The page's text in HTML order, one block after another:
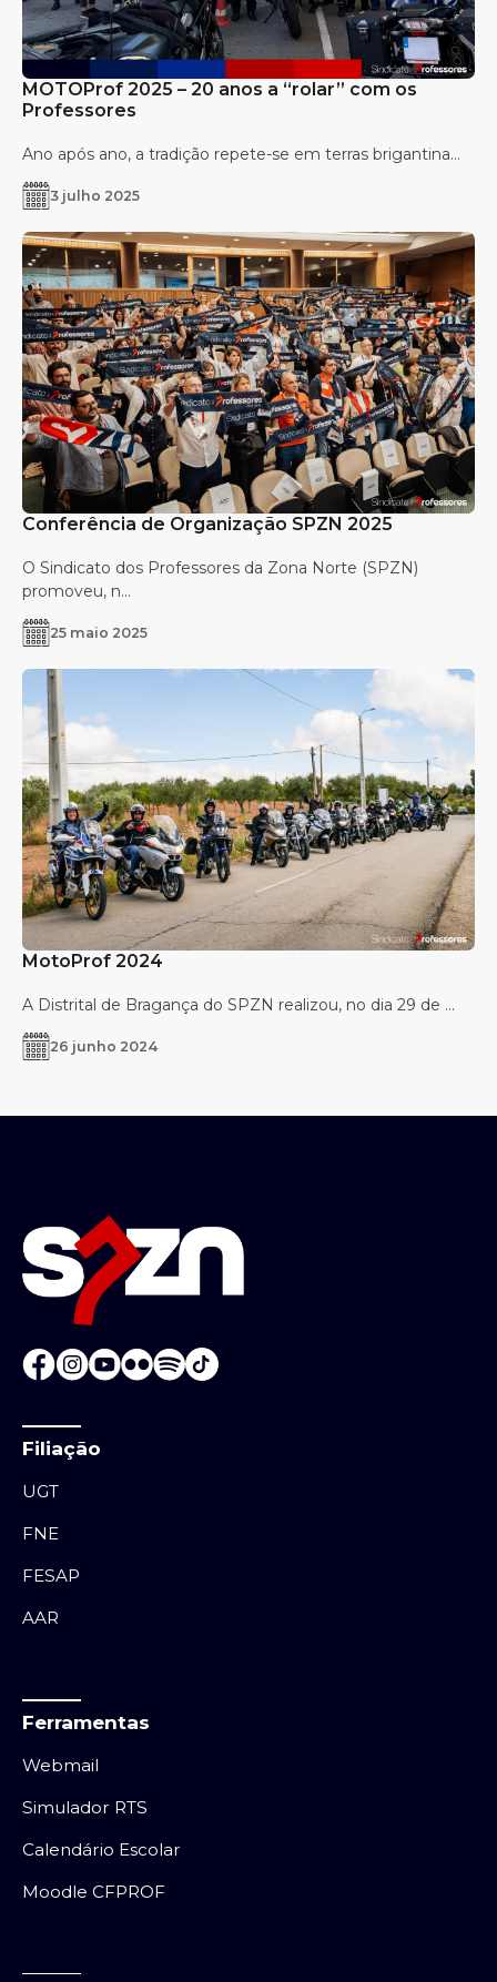
MOTOProf 2025 – 20 anos a “rolar” com os
Professores
Ano após ano, a tradição repete-se em terras brigantina...
3 julho 2025
Conferência de Organização SPZN 2025
O Sindicato dos Professores da Zona Norte (SPZN)
promoveu, n...
25 maio 2025
MotoProf 2024
A Distrital de Bragança do SPZN realizou, no dia 29 de ...
26 junho 2024
Filiação
UGT
FNE
FESAP
AAR
Ferramentas
Webmail
Simulador RTS
Calendário Escolar
Moodle CFPROF